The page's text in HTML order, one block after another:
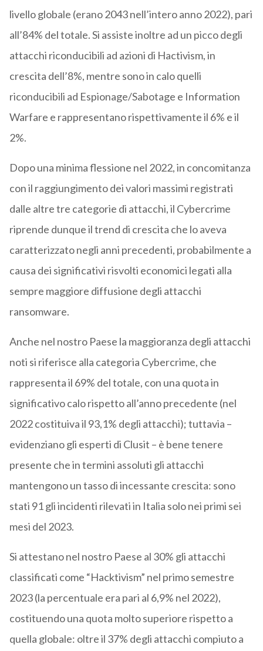
livello globale (erano 2043 nell’intero anno 2022), pari
all’84% del totale. Si assiste inoltre ad un picco degli
attacchi riconducibili ad azioni di Hactivism, in
crescita dell’8%, mentre sono in calo quelli
riconducibili ad Espionage/Sabotage e Information
Warfare e rappresentano rispettivamente il 6% e il
2%.
Dopo una minima flessione nel 2022, in concomitanza
con il raggiungimento dei valori massimi registrati
dalle altre tre categorie di attacchi, il Cybercrime
riprende dunque il trend di crescita che lo aveva
caratterizzato negli anni precedenti, probabilmente a
causa dei significativi risvolti economici legati alla
sempre maggiore diffusione degli attacchi
ransomware.
Anche nel nostro Paese la maggioranza degli attacchi
noti si riferisce alla categoria Cybercrime, che
rappresenta il 69% del totale, con una quota in
significativo calo rispetto all’anno precedente (nel
2022 costituiva il 93,1% degli attacchi); tuttavia –
evidenziano gli esperti di Clusit – è bene tenere
presente che in termini assoluti gli attacchi
mantengono un tasso di incessante crescita: sono
stati 91 gli incidenti rilevati in Italia solo nei primi sei
mesi del 2023.
Si attestano nel nostro Paese al 30% gli attacchi
classificati come “Hacktivism” nel primo semestre
2023 (la percentuale era pari al 6,9% nel 2022),
costituendo una quota molto superiore rispetto a
quella globale: oltre il 37% degli attacchi compiuto a